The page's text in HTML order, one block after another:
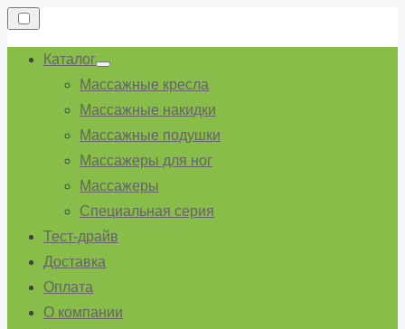
Перейти
к
содержимому
Каталог
Показывать
подменю
Массажные кресла
Массажные накидки
Массажные подушки
Массажеры для ног
Массажеры
Специальная серия
Тест-драйв
Доставка
Оплата
О компании